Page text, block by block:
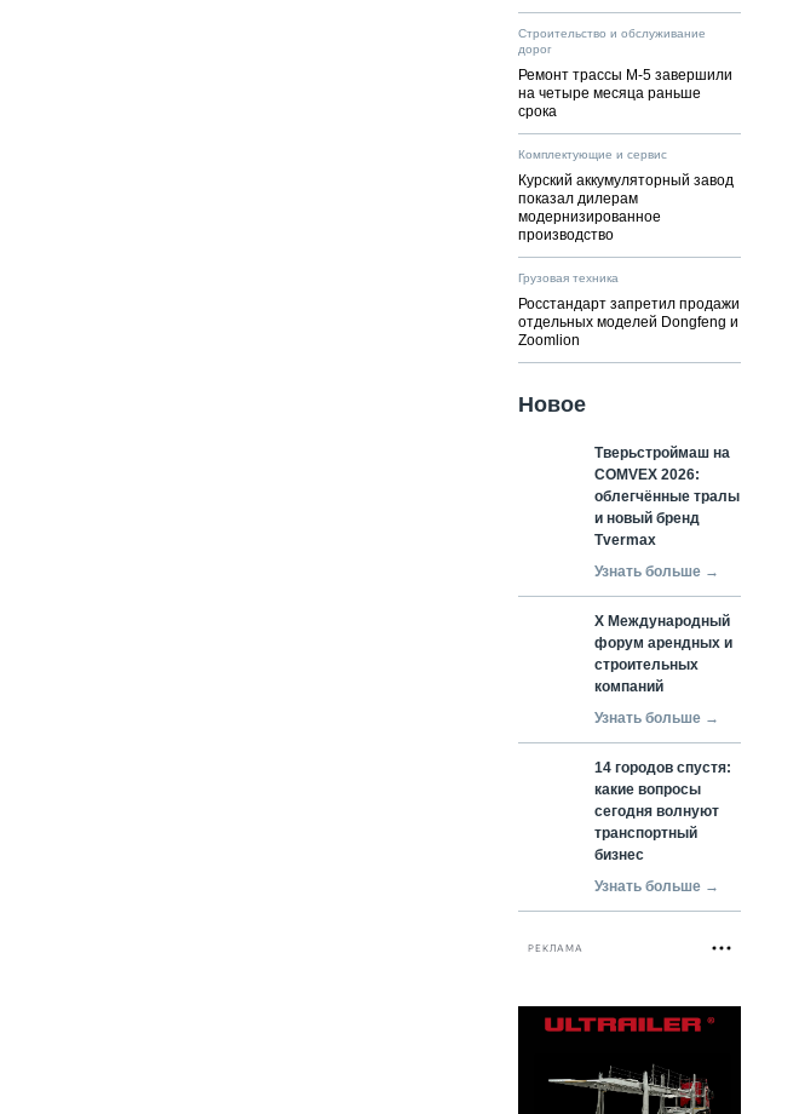
Строительство и обслуживание
дорог
Ремонт трассы М-5 завершили
на четыре месяца раньше
срока
Комплектующие и сервис
Курский аккумуляторный завод
показал дилерам
модернизированное
производство
Грузовая техника
Росстандарт запретил продажи
отдельных моделей Dongfeng и
Zoomlion
Новое
Тверьстроймаш на
COMVEX 2026:
облегчённые тралы
и новый бренд
Tvermax
Узнать больше →
X Международный
форум арендных и
строительных
компаний
Узнать больше →
14 городов спустя:
какие вопросы
сегодня волнуют
транспортный
бизнес
Узнать больше →
РЕКЛАМА